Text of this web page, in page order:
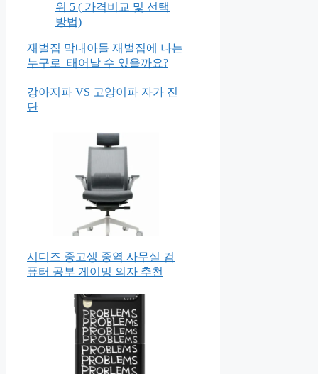
위 5 ( 가격비교 및 선택
방법)
재벌집 막내아들 재벌집에 나는
누구로 태어날 수 있을까요?
강아지파 VS 고양이파 자가 진
단
시디즈 중고생 중역 사무실 컴
퓨터 공부 게이밍 의자 추천